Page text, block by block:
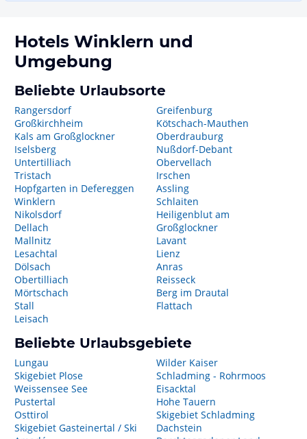
Hotels Winklern und
Umgebung
Beliebte Urlaubsorte
Rangersdorf
Großkirchheim
Kals am Großglockner
Iselsberg
Untertilliach
Tristach
Hopfgarten in Defereggen
Winklern
Nikolsdorf
Dellach
Mallnitz
Lesachtal
Dölsach
Obertilliach
Mörtschach
Stall
Leisach
Greifenburg
Kötschach-Mauthen
Oberdrauburg
Nußdorf-Debant
Obervellach
Irschen
Assling
Schlaiten
Heiligenblut am
Großglockner
Lavant
Lienz
Anras
Reisseck
Berg im Drautal
Flattach
Beliebte Urlaubsgebiete
Lungau
Skigebiet Plose
Weissensee See
Pustertal
Osttirol
Skigebiet Gasteinertal / Ski
Wilder Kaiser
Schladming - Rohrmoos
Eisacktal
Hohe Tauern
Skigebiet Schladming
Dachstein